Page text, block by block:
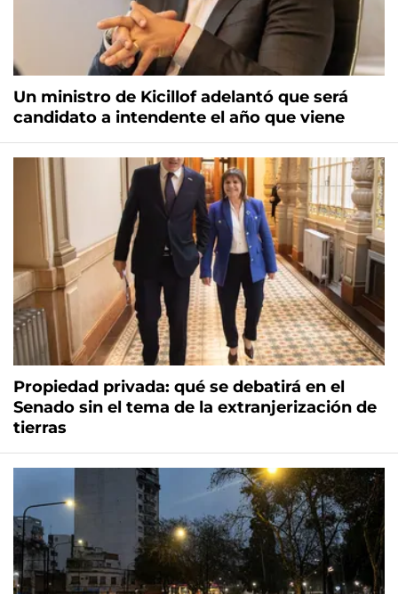
Un ministro de Kicillof adelantó que será
candidato a intendente el año que viene
Propiedad privada: qué se debatirá en el
Senado sin el tema de la extranjerización de
tierras